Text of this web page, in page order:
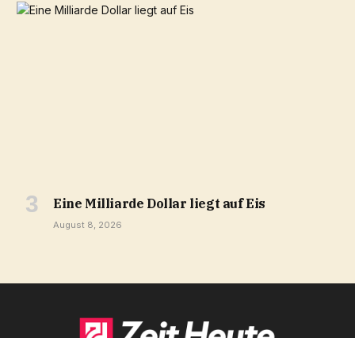
Eine Milliarde Dollar liegt auf Eis
August 8, 2026